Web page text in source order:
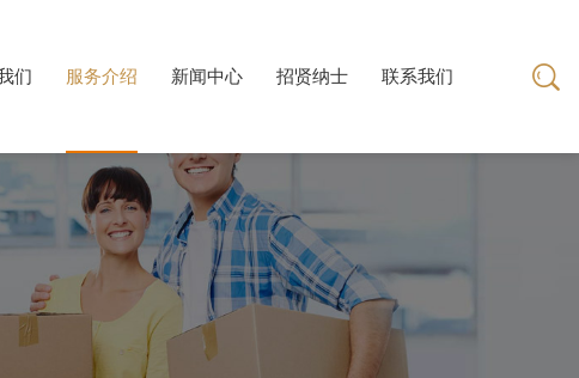
们
们
服务介绍 新闻中心
新闻中心
招贤纳士
招贤纳士
联系我们